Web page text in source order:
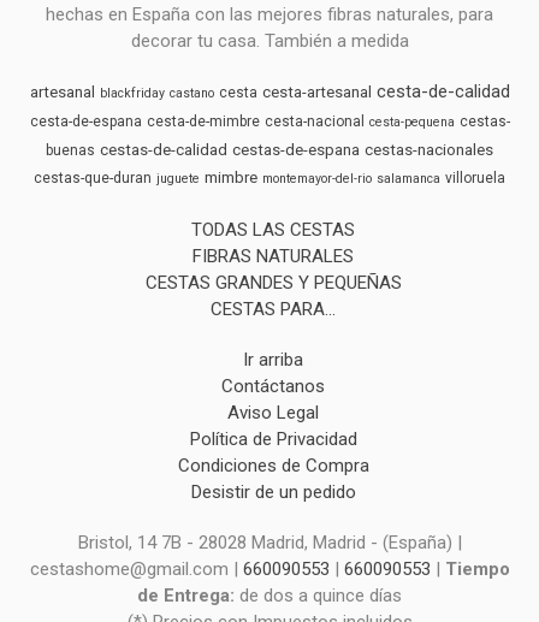
hechas en España con las mejores fibras naturales, para
decorar tu casa. También a medida
artesanal blackfriday castano cesta cesta-artesanal cesta-de-calidad
cesta-de-espana cesta-de-mimbre cesta-nacional cesta-pequena cestas-
buenas cestas-de-calidad cestas-de-espana cestas-nacionales
cestas-que-duran juguete mimbre montemayor-del-rio salamanca villoruela
TODAS LAS CESTAS
FIBRAS NATURALES
CESTAS GRANDES Y PEQUEÑAS
CESTAS PARA...
Ir arriba
Contáctanos
Aviso Legal
Política de Privacidad
Condiciones de Compra
Desistir de un pedido
Bristol, 14 7B - 28028 Madrid, Madrid - (España) |
cestashome@gmail.com | 660090553 | 660090553 | Tiempo
de Entrega: de dos a quince días